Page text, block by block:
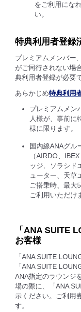
をご利用にな
い。
特典利用者登録
プレミアムメンバー
がご同行されない場
典利用者登録が必要
あらかじめ特典利用
プレミアムメン
人様が、事前に
様に限ります。
国内線ANAグル
（AIRDO、
ッジ、ソラシド
ューター、天草
ご搭乗時、最大
ご利用いただけ
「ANA SUITE
お客様
「ANA SUITE
「ANA SUITE
ANA指定のラウンジ
場の際に、「ANA
示ください。ご利用
す。